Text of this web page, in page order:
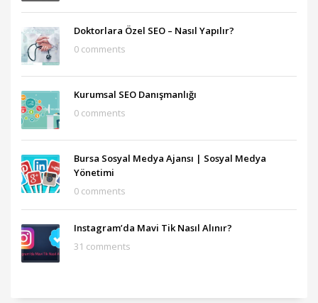
Doktorlara Özel SEO – Nasıl Yapılır?
0 comments
Kurumsal SEO Danışmanlığı
0 comments
Bursa Sosyal Medya Ajansı‎ | Sosyal Medya
Yönetimi
0 comments
Instagram’da Mavi Tik Nasıl Alınır?
31 comments